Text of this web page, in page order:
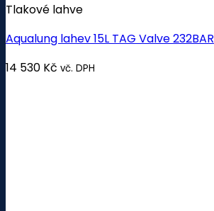
Tlakové lahve
Aqualung lahev 15L TAG Valve 232BAR
14 530 Kč vč. DPH